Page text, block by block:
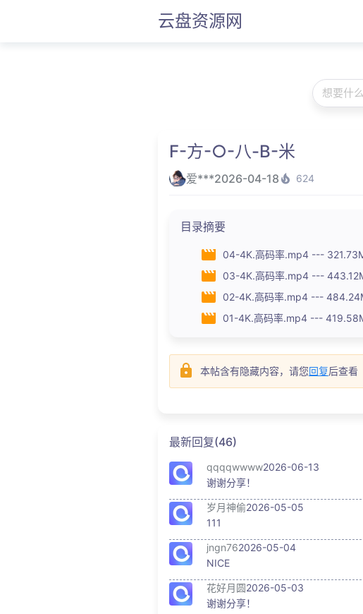
云盘资源网
想要什
F-方-○-八-B-米
爱***2026-04-18 624
目录摘要
04-4K.高码率.mp4 ---
03-4K.高码率.mp4 ---
02-4K.高码率.mp4 ---
01-4K.高码率.mp4 ---
本帖含有隐藏内容，请您回复后查看
最新回复(46)
qqqqwwww2026-06-13
谢谢分享！
岁月神偷2026-05-05
111
jngn762026-05-04
NICE
花好月圆2026-05-03
谢谢分享！